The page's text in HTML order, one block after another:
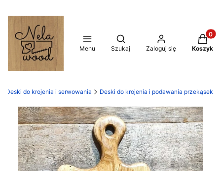
Menu
Otwórz wyszukiwarkę
Szukaj Zaloguj się Koszyk
Deski do krojenia i serwowania Deski do krojenia i podawania przekąsek